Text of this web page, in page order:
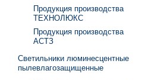
Продукция производства
ТЕХНОЛЮКС
Продукция производства
АСТЗ
Светильники люминесцентные
пылевлагозащищенные